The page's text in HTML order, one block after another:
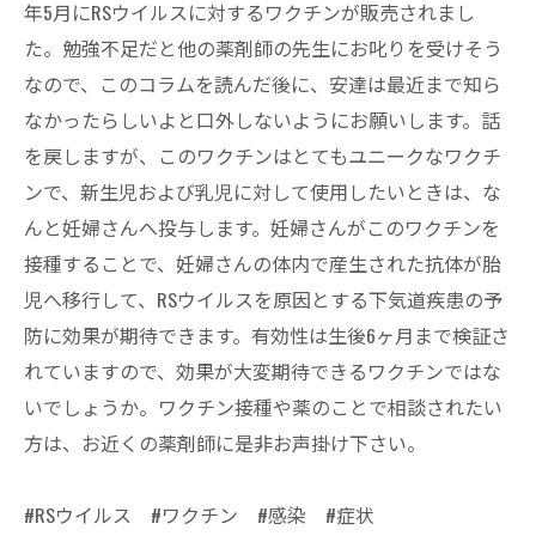
年5月にRSウイルスに対するワクチンが販売されまし
た。勉強不足だと他の薬剤師の先生にお叱りを受けそう
なので、このコラムを読んだ後に、安達は最近まで知ら
なかったらしいよと口外しないようにお願いします。話
を戻しますが、このワクチンはとてもユニークなワクチ
ンで、新生児および乳児に対して使用したいときは、な
んと妊婦さんへ投与します。妊婦さんがこのワクチンを
接種することで、妊婦さんの体内で産生された抗体が胎
児へ移行して、RSウイルスを原因とする下気道疾患の予
防に効果が期待できます。有効性は生後6ヶ月まで検証さ
れていますので、効果が大変期待できるワクチンではな
いでしょうか。ワクチン接種や薬のことで相談されたい
方は、お近くの薬剤師に是非お声掛け下さい。
#RSウイルス #ワクチン #感染 #症状